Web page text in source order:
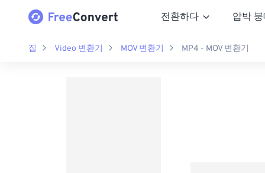
전환하다 압박
집 Video 변환기 MOV 변환기 MP4 - MOV 변환기